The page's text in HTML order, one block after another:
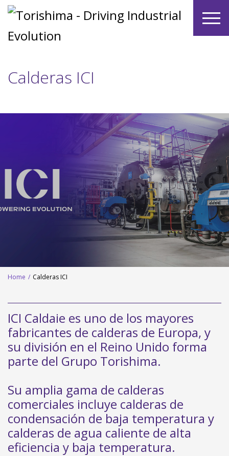
Calderas ICI
Home / Calderas ICI
ICI Caldaie es uno de los mayores
fabricantes de calderas de Europa, y
su división en el Reino Unido forma
parte del Grupo Torishima.
Su amplia gama de calderas
comerciales incluye calderas de
condensación de baja temperatura y
calderas de agua caliente de alta
eficiencia y baja temperatura.